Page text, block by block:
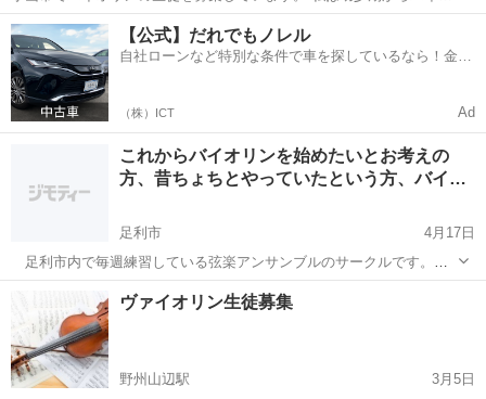
リンを弾いており、 アメリカの大学でオーケストラに所属したりレッ
スンを受けたりしました。2019年〜2021年は真岡オケで弾いていまし
た。興味がある方は連絡...
栃木 小山市 小山駅 バイオリン
【公式】だれでもノレル
自社ローンなど特別な条件で車を探しているなら！金利
（株）ICT Ad
これからバイオリンを始めたいとお考えの
方、昔ちょちとやっていたという方、バイ
足利市
4月17日
足利市内で毎週練習している弦楽アンサンブルのサークルです。年
齢層は20歳代から70歳代まで幅広く、主婦の方やサラリーマンやＯＢ
など２０名程が参加しています。最近、コロナ禍の影響もあり出席さ
れる方が少なくなりましたので、この...
バイオリン 未経験
ヴァイオリン生徒募集
野州山辺駅
3月5日